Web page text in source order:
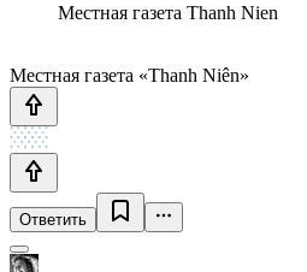
Местная газета Thanh Nien
Местная газета «Thanh Niên»
Ответить